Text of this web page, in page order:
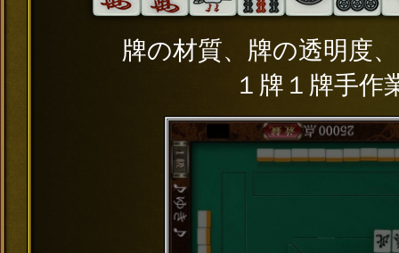
牌の材質、牌の透明度
１牌１牌手作